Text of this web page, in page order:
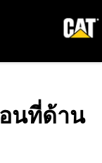
นที่ด้าน